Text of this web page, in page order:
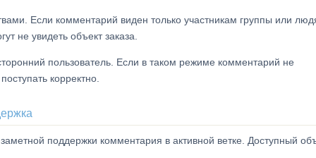
Если комментарий виден только участникам группы или
не увидеть объект заказа.
пользователь. Если в таком режиме комментарий не
корректно.
поддержки комментария в активной ветке. Доступный